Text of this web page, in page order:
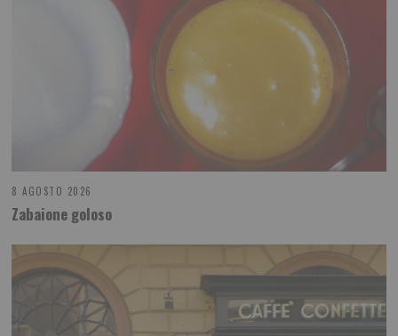
8 AGOSTO 2026
Zabaione goloso